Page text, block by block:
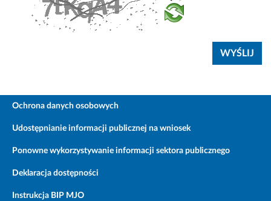
Ochrona danych osobowych
Udostępnianie informacji publicznej na wniosek
Ponowne wykorzystywanie informacji sektora publicznego
Deklaracja dostępności
Instrukcja BIP MJO